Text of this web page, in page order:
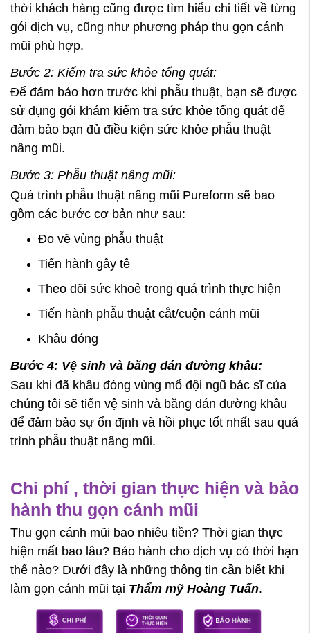
thời khách hàng cũng được tìm hiểu chi tiết về từng
gói dịch vụ, cũng như phương pháp thu gọn cánh
mũi phù hợp.
Bước 2: Kiểm tra sức khỏe tổng quát:
Để đảm bảo hơn trước khi phẫu thuật, bạn sẽ được
sử dụng gói khám kiểm tra sức khỏe tổng quát để
đảm bảo bạn đủ điều kiện sức khỏe phẫu thuật
nâng mũi.
Bước 3: Phẫu thuật nâng mũi:
Quá trình phẫu thuật nâng mũi Pureform sẽ bao
gồm các bước cơ bản như sau:
Đo vẽ vùng phẫu thuật
Tiến hành gây tê
Theo dõi sức khoẻ trong quá trình thực hiện
Tiến hành phẫu thuật cắt/cuộn cánh mũi
Khâu đóng
Bước 4: Vệ sinh và băng dán đường khâu:
Sau khi đã khâu đóng vùng mổ đội ngũ bác sĩ của
chúng tôi sẽ tiến vệ sinh và băng dán đường khâu
để đảm bảo sự ổn định và hồi phục tốt nhất sau quá
trình phẫu thuật nâng mũi.
Chi phí , thời gian thực hiện và bảo
hành thu gọn cánh mũi
Thu gọn cánh mũi bao nhiêu tiền? Thời gian thực
hiện mất bao lâu? Bảo hành cho dịch vụ có thời hạn
thế nào? Dưới đây là những thông tin cần biết khi
làm gọn cánh mũi tại Thẩm mỹ Hoàng Tuấn.